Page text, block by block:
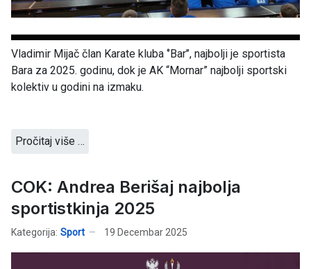
Vladimir Mijač član Karate kluba ‘’Bar’’, najbolji je sportista
Bara za 2025. godinu, dok je AK “Mornar” najbolji sportski
kolektiv u godini na izmaku.
Pročitaj više …
COK: Andrea Berišaj najbolja
sportistkinja 2025
Kategorija: Sport 19 Decembar 2025